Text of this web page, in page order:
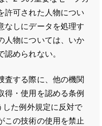
許可された人物につい
なしにデータを処理す
人物については、いか
められない。
査する際に、他の機関
得・使用を認める条例
した例外規定に反対で
この技術の使用を禁止